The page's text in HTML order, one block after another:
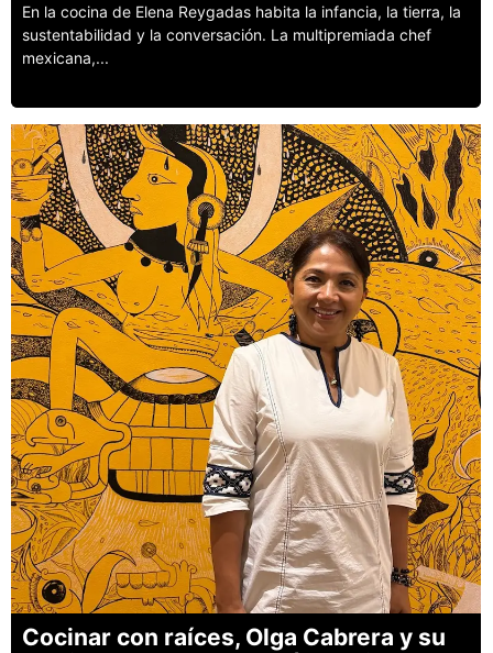
En la cocina de Elena Reygadas habita la infancia, la tierra, la
sustentabilidad y la conversación. La multipremiada chef
mexicana,...
Cocinar con raíces, Olga Cabrera y su